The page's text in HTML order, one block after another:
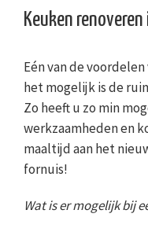
Keuken
Eén van de
het mogelijk is de
Zo heeft u zo min
werkzaamheden en
maaltijd aan het
fornuis!
Wat is er mogelijk bij